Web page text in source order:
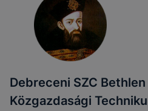
Debreceni SZC
Közgazdasági